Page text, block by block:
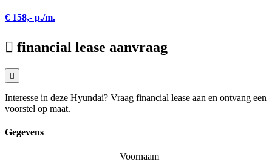
€ 158,- p./m.
financial lease aanvraag
Interesse in deze Hyundai? Vraag financial lease aan en ontvang een
voorstel op maat.
Gegevens
Voornaam